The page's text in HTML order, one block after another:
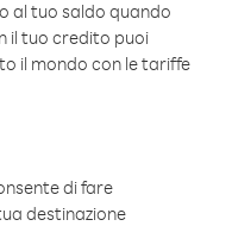
al tuo saldo quando
il tuo credito puoi
il mondo con le tariffe
di fare
destinazione